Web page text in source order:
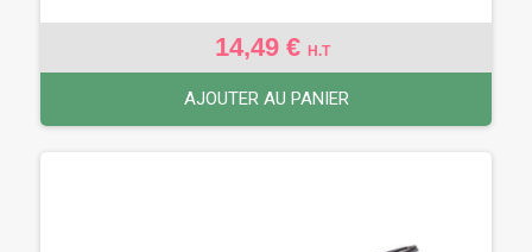
14,49 € H.T
AJOUTER AU PANIER